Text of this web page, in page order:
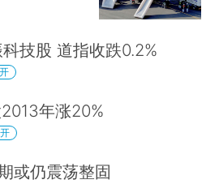
技股 道指收跌0.2%
年涨20%
或仍震荡整固